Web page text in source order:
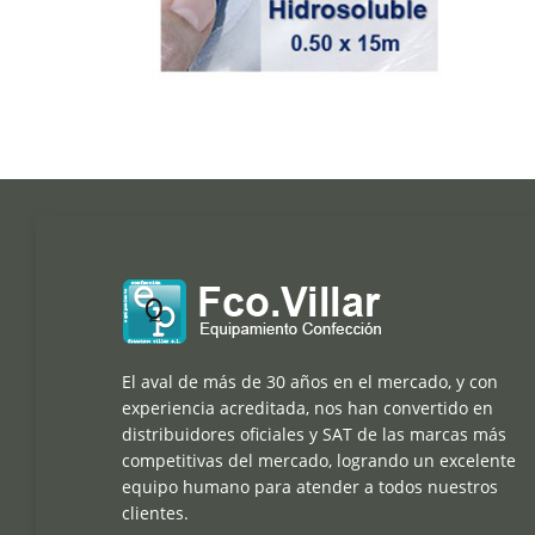
El aval de más de 30 años en el mercado, y con
experiencia acreditada, nos han convertido en
distribuidores oficiales y SAT de las marcas más
competitivas del mercado, logrando un excelente
equipo humano para atender a todos nuestros
clientes.